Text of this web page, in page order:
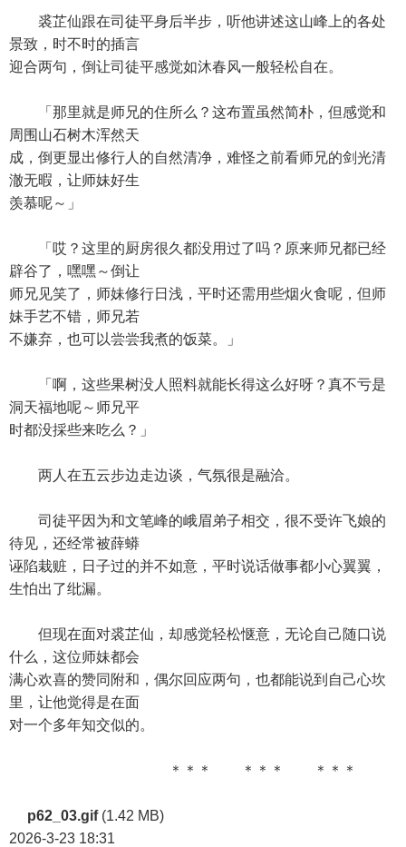
裘芷仙跟在司徒平身后半步，听他讲述这山峰上的各处
景致，时不时的插言
迎合两句，倒让司徒平感觉如沐春风一般轻松自在。
「那里就是师兄的住所么？这布置虽然简朴，但感觉和
周围山石树木浑然天
成，倒更显出修行人的自然清净，难怪之前看师兄的剑光清
澈无暇，让师妹好生
羡慕呢～」
「哎？这里的厨房很久都没用过了吗？原来师兄都已经
辟谷了，嘿嘿～倒让
师兄见笑了，师妹修行日浅，平时还需用些烟火食呢，但师
妹手艺不错，师兄若
不嫌弃，也可以尝尝我煮的饭菜。」
「啊，这些果树没人照料就能长得这么好呀？真不亏是
洞天福地呢～师兄平
时都没採些来吃么？」
两人在五云步边走边谈，气氛很是融洽。
司徒平因为和文笔峰的峨眉弟子相交，很不受许飞娘的
待见，还经常被薛蟒
诬陷栽赃，日子过的并不如意，平时说话做事都小心翼翼，
生怕出了纰漏。
但现在面对裘芷仙，却感觉轻松惬意，无论自己随口说
什么，这位师妹都会
满心欢喜的赞同附和，偶尔回应两句，也都能说到自己心坎
里，让他觉得是在面
对一个多年知交似的。
＊＊＊ ＊＊＊ ＊＊＊
p62_03.gif(1.42 MB)
2026-3-23 18:31